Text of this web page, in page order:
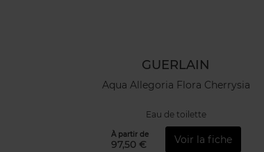
GUERLAIN
Aqua Allegoria Flora Cherrysia
Eau de toilette
À partir de
97,50 € Voir la fiche